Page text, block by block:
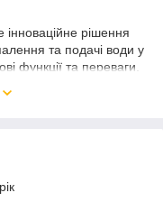
інноваційне рішення
та подачі води у
функції та переваги,
приховану
її